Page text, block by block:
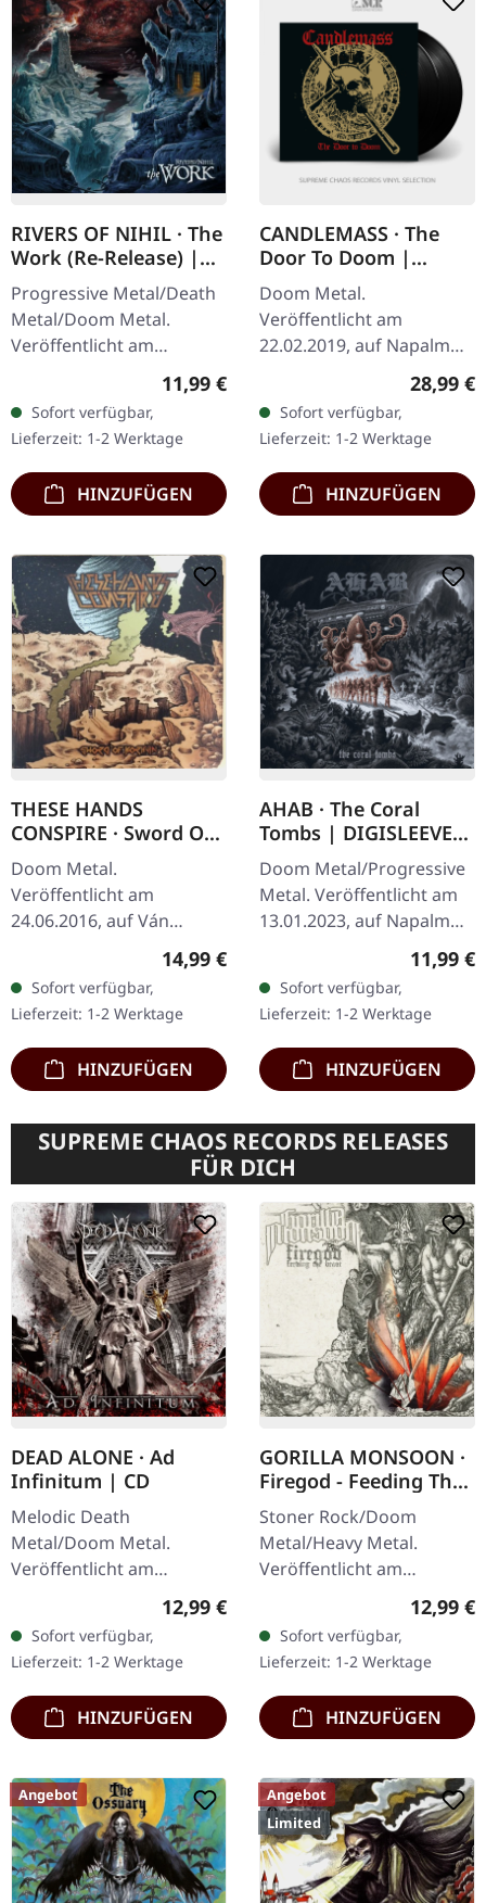
RIVERS OF NIHIL · The
Work (Re-Release) |
CD
Progressive Metal/Death
Metal/Doom Metal.
Veröffentlicht am
22.08.2025, auf Metal
Blade Records. CD im
Jewelcase. Rivers of Nihil
hat mit ihrem…
Regulärer Preis:
11,99 €
Sofort verfügbar,
Lieferzeit: 1-2 Werktage
HINZUFÜGEN
CANDLEMASS · The
Door To Doom |
BLACK 2LP
Doom Metal.
Veröffentlicht am
22.02.2019, auf Napalm
Records. Schwarzes
Doppel-Vinyl im Gatefold-
Cover. Die schwedischen
Doom-Metal-Legenden…
28,99 €
Sofort verfügbar,
Lieferzeit: 1-2 Werktage
HINZUFÜGEN
THESE HANDS
CONSPIRE · Sword Of
Korhan | BLACK LP
Doom Metal.
Veröffentlicht am
24.06.2016, auf Ván
Records. Gatefold cover,
printed innersleeves, two
sides printed A2 poster,
180g vinyl.
Regulärer Preis:
14,99 €
Sofort verfügbar,
Lieferzeit: 1-2 Werktage
HINZUFÜGEN
AHAB · The Coral
Tombs | DIGISLEEVE
CD
Doom Metal/Progressive
Metal. Veröffentlicht am
13.01.2023, auf Napalm
Records. DigiSleeve, 3-
fach geklappt mit Booklet.
"The Coral Tombs"
enthüllt…
11,99 €
Sofort verfügbar,
Lieferzeit: 1-2 Werktage
HINZUFÜGEN
SUPREME CHAOS RECORDS RELEASES
FÜR DICH
DEAD ALONE · Ad
Infinitum | CD
Melodic Death
Metal/Doom Metal.
Veröffentlicht am
28.09.2012, auf Supreme
Chaos Records. CD im
Jewelcase. Dead Alone
liefern mit "Ad Infinitum"
ein…
Regulärer Preis:
12,99 €
Sofort verfügbar,
Lieferzeit: 1-2 Werktage
HINZUFÜGEN
GORILLA MONSOON ·
Firegod - Feeding The
Beast | CD
Stoner Rock/Doom
Metal/Heavy Metal.
Veröffentlicht am
11.05.2018, auf Supreme
Chaos Records. CD im
Jewelcase mit 8-seitigem
Booklet. Das dritte
Album…
12,99 €
Sofort verfügbar,
Lieferzeit: 1-2 Werktage
HINZUFÜGEN
Angebot
Angebot
Limited